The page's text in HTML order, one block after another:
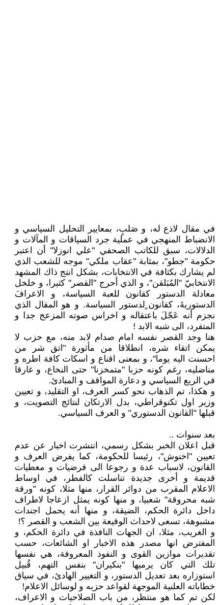
في مقال لاذع له، و صَلبٍ، بمعايير التحليل السياسي و
الانضباط المنهجي في عملية جرد السياقات و المآلات و
الدلالات، سبق للكاتب الصحفي "علي انوزلا" أن اعتبر
حكومة "جطو"، بمثابة "عقاب ملكي" موجه للشعب الذي
لم يشارك بكثافة في الانتخابات، بشكل انتج ذاك المشهد
الانتخابيّ "المُبَلقن"، و الذي أحرج "القصر" كثيرا، و خلخل
معادلة الدستور كقانون للعبة السياسة، و الاعرافَ
الدستوريةَ، كقانون ٍلدستور السياسة. و هو المقال الذي
نجزم أنه عَجّلَ باعتقاله و اخراس صوته المزعج جدا و
المتفرد، الى شبه الابد !
هنا وجد القصر نفسه امام صدام لابد منه، مع حزب لا
يمكن اتقاء شره، انطلاقا من مأثورة "اتق شر من
احسنت اليه يوما"، و بمعنى اقناع و اسكات كافة اطره و
مناضليه، رغم كونه حزبا "متمخزنا" حتى النخاع، و غارقا
في الريع السياسي و دعارة المواقف و المبادئ.
و هكذا، تم الذهاب نحو كسر العرف، او التقليد، و تعيين
وزير اول تكنوقراطي، بدل الارتكان لنتائج التصويت، و
قبلها "القانون الدستوري" و العرف السياسي.
بعد سنوات ..
قبل اعلان الخبر بشكل رسمي، انتشرت اخبار عن عدم
تعيين "اخنوش"، رئيسا للحكومة، كما يفرض العرف و
القانون، لاسباب عدة و رجوعا الى فرضيات و معطيات
قديمة و أخرى جديدة تناسلت كالفطر، في اوساط
الاعلام المقرب من دوائر القرار، منها مثلا، كونه "ورقة
شبه محروقة" شعبيا، و منها كونه يمثل ازعاجا لاطراف
داخل دائرة الحكم، الضيقة، و منها أنه يحمل اجندات
مشبوهة، تسعى لاحداث الوقيعة بين الشعب و القصر ؟!
و الغريب، مثلا، ان الجهات النافذة في دائرة الحكم، و
المفترض انها مصدر هذه الاخبار او الشائعات، حسب
تقديرات موازين القوى و النفوذ المعروفة، هي نفسها
تلك التي كان يرميها "بنكيران" بنفس التهم، قُبيل
استوزاره بعد تعديل الدستور، و التغيير الهادئ، في سياق
خطاباته العلنية الموجهة لقواعد حزبه و لوسائل الاعلام!
لكن تم كما هو منتظر، من باب الصلاحيات و الاعراف،